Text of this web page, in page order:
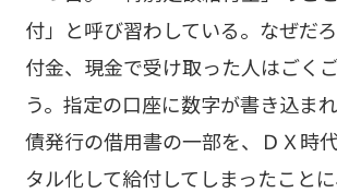
付」と呼び習わしている。なぜだ
付金、現金で受け取った人はごく
う。指定の口座に数字が書き込ま
債発行の借用書の一部を、ＤＸ時
タル化して給付してしまったこと